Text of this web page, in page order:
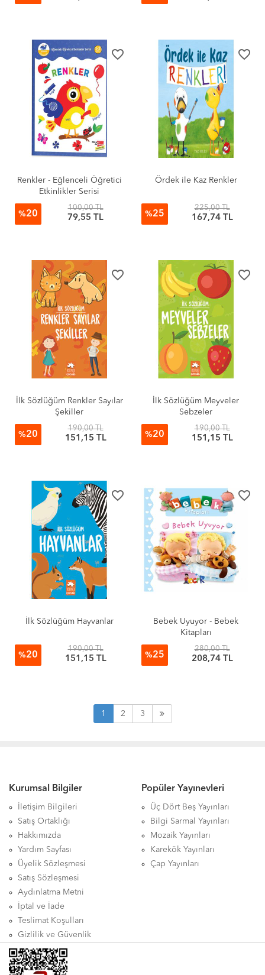
favorite_border
Renkler - Eğlenceli Öğretici
Etkinlikler Serisi
%20
100,00 TL
79,55 TL
favorite_border
Ördek ile Kaz Renkler
%25
225,00 TL
167,74 TL
favorite_border
İlk Sözlüğüm Renkler Sayılar
Şekiller
%20
190,00 TL
151,15 TL
favorite_border
İlk Sözlüğüm Meyveler
Sebzeler
%20
190,00 TL
151,15 TL
favorite_border
İlk Sözlüğüm Hayvanlar
%20
190,00 TL
151,15 TL
favorite_border
Bebek Uyuyor - Bebek
Kitapları
%25
280,00 TL
208,74 TL
1 2 3
Kurumsal Bilgiler
İletişim Bilgileri
Satış Ortaklığı
Hakkımızda
Yardım Sayfası
Üyelik Sözleşmesi
Satış Sözleşmesi
Aydınlatma Metni
İptal ve İade
Teslimat Koşulları
Gizlilik ve Güvenlik
Popüler Yayınevleri
Üç Dört Beş Yayınları
Bilgi Sarmal Yayınları
Mozaik Yayınları
Karekök Yayınları
Çap Yayınları